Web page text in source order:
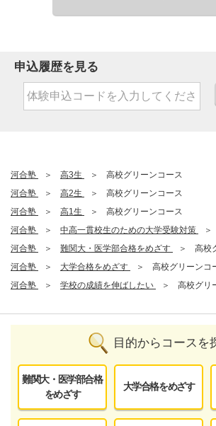
申込履歴を見る
河合塾 高3生
高校グリーンコース
河合塾
高2生
高校グリーンコース
河合塾
高1生
高校グリーンコース
河合塾
中高一貫校生のための大学受験対策
河合塾
難関大・医学部合格をめざす
高校
河合塾
大学合格をめざす
高校グリーンコ
河合塾
学校の成績を伸ばしたい 高校グリ
目的からコースを
難関大・医学部合格
をめざす
大学合格をめざす